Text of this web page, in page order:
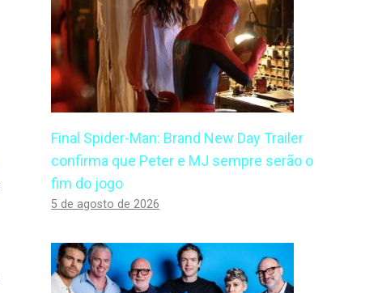
Final Spider-Man: Brand New Day Trailer
confirma que Peter e MJ sempre serão o
fim do jogo
5 de agosto de 2026